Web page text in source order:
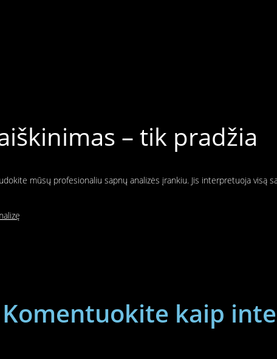
– tik pradžia
mūsų profesionaliu sapnų analizės įrankiu. Jis interpretuoja visą
kaip